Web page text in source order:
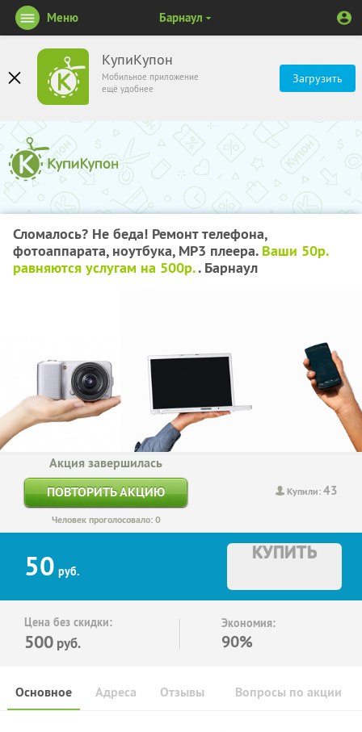
КупиКупон
Мобильное приложение
ещё удобнее
Загрузить
Меню Барнаул
Сломалось? Не беда! Ремонт телефона,
фотоаппарата, ноутбука, MP3 плеера. Ваши 50р.
равняются услугам на 500р.. Барнаул
Купили:43
Акция завершилась
ПОВТОРИТЬ АКЦИЮ
Человек проголосовало: 0
50 руб.
КУПИТЬ
Цена без скидки:
500 руб.
Экономия:
90%
Основное Отзывы Вопросы по акции
Адреса